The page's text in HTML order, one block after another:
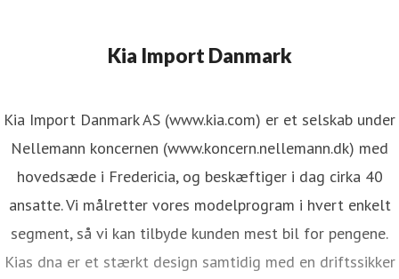
Kia Import Danmark
Kia Import Danmark AS (www.kia.com) er et selskab under
Nellemann koncernen (www.koncern.nellemann.dk) med
hovedsæde i Fredericia, og beskæftiger i dag cirka 40
ansatte. Vi målretter vores modelprogram i hvert enkelt
segment, så vi kan tilbyde kunden mest bil for pengene.
Kias dna er et stærkt design samtidig med en driftssikker